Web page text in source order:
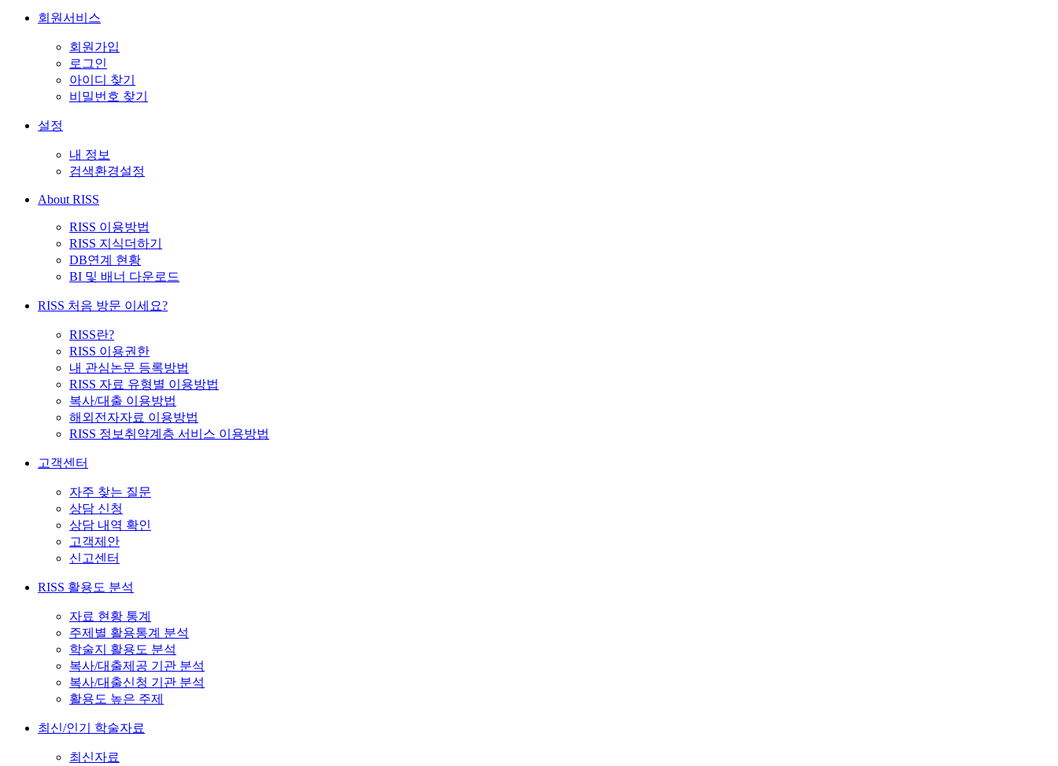
회원서비스
회원가입
로그인
아이디 찾기
비밀번호 찾기
설정
내 정보
검색환경설정
About RISS
RISS 이용방법
RISS 지식더하기
DB연계 현황
BI 및 배너 다운로드
RISS 처음 방문 이세요?
RISS란?
RISS 이용권한
내 관심논문 등록방법
RISS 자료 유형별 이용방법
복사/대출 이용방법
해외전자자료 이용방법
RISS 정보취약계층 서비스 이용방법
고객센터
자주 찾는 질문
상담 신청
상담 내역 확인
고객제안
신고센터
RISS 활용도 분석
자료 현황 통계
주제별 활용통계 분석
학술지 활용도 분석
복사/대출제공 기관 분석
복사/대출신청 기관 분석
활용도 높은 주제
최신/인기 학술자료
최신자료